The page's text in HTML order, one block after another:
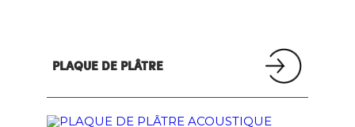
PLAQUE DE PLÂTRE